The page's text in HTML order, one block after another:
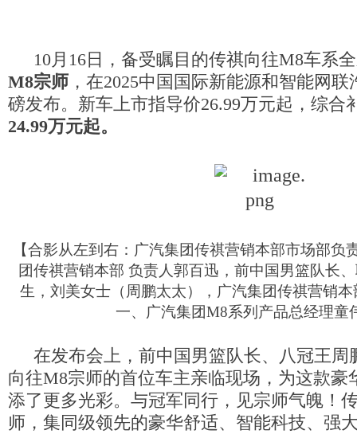
10月16日，备受瞩目的传祺向往M8车
M8宗师 ，在2025中国国际新能源和智能网
磅发布。新车上市指导价26.99万元起，综合
24.99万元起。
【合影从左到右：广汽集团传祺营销本部市场部负
团传祺营销本部 负责人郭百迅，前中国男篮队长
生，刘美女士（周鹏太太），广汽集团传祺营销
一、广汽集团M8系列产品总经理童
在发布会上，前中国男篮队长、八冠王周
向往M8宗师的首位车主亲临现场，为这款豪
添了更多光彩。与冠军同行，见宗师气魄！
师，集同级领先的豪华舒适、智能科技、强